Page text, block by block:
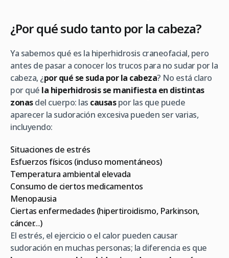
¿Por qué sudo tanto por la cabeza?
Ya sabemos qué es la hiperhidrosis craneofacial, pero
antes de pasar a conocer los trucos para no sudar por la
cabeza, ¿por qué se suda por la cabeza? No está claro
por qué la hiperhidrosis se manifiesta en distintas
zonasdel cuerpo: las causaspor las que puede
aparecer la sudoración excesiva pueden ser varias,
incluyendo:
Situaciones de estrés
Esfuerzos físicos (incluso momentáneos)
Temperatura ambiental elevada
Consumo de ciertos medicamentos
Menopausia
Ciertas enfermedades (hipertiroidismo, Parkinson,
cáncer…)
El estrés, el ejercicio o el calor pueden causar
sudoración en muchas personas; la diferencia es que